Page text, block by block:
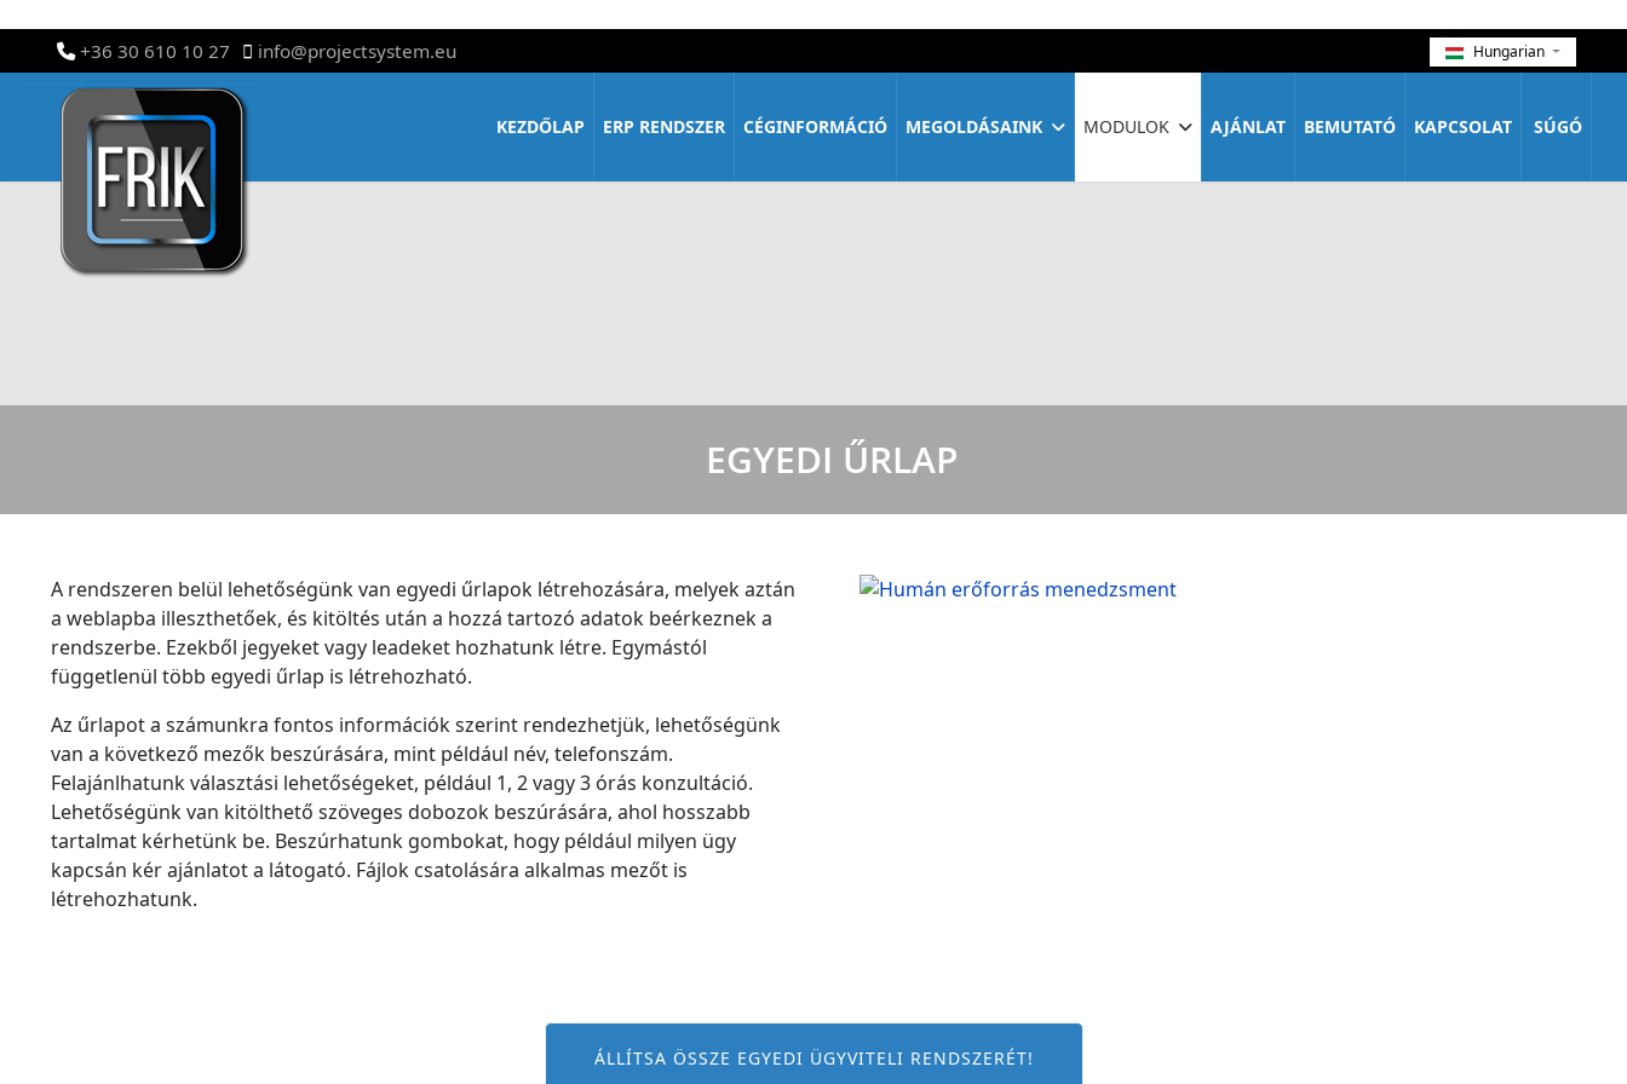
+36 30 610 10 27 info@projectsystem.eu Hungarian
KEZDŐLAP ERP RENDSZER CÉGINFORMÁCIÓ MEGOLDÁSAINK MODULOK AJÁNLAT BEMUTATÓ KAPCSOLAT SÚGÓ
EGYEDI ŰRLAP
A rendszeren belül lehetőségünk van egyedi űrlapok létrehozására, melyek aztán
a weblapba illeszthetőek, és kitöltés után a hozzá tartozó adatok beérkeznek a
rendszerbe. Ezekből jegyeket vagy leadeket hozhatunk létre. Egymástól
függetlenül több egyedi űrlap is létrehozható.
Az űrlapot a számunkra fontos információk szerint rendezhetjük, lehetőségünk
van a következő mezők beszúrására, mint például név, telefonszám.
Felajánlhatunk választási lehetőségeket, például 1, 2 vagy 3 órás konzultáció.
Lehetőségünk van kitölthető szöveges dobozok beszúrására, ahol hosszabb
tartalmat kérhetünk be. Beszúrhatunk gombokat, hogy például milyen ügy
kapcsán kér ajánlatot a látogató. Fájlok csatolására alkalmas mezőt is
létrehozhatunk.
ÁLLÍTSA ÖSSZE EGYEDI ÜGYVITELI RENDSZERÉT!